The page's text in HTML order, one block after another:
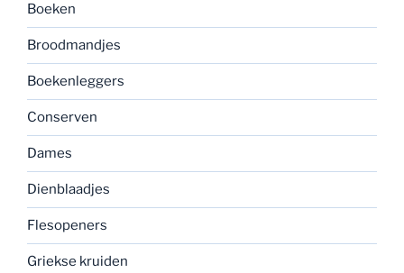
Boeken
Broodmandjes
Boekenleggers
Conserven
Dames
Dienblaadjes
Flesopeners
Griekse kruiden